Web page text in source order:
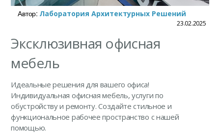
Автор: Лаборатория Архитектурных Решений
23.02.2025
Эксклюзивная офисная
мебель
Идеальные решения для вашего офиса!
Индивидуальная офисная мебель, услуги по
обустройству и ремонту. Создайте стильное и
функциональное рабочее пространство с нашей
помощью.